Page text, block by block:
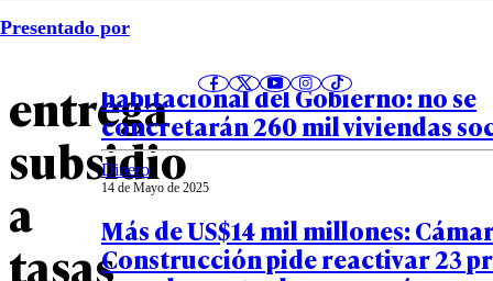
Presentado por
que
entrega
subsidio
a
tasas
14 de Mayo de 2025
Empresarios en picada contra
habitacional del Gobierno: no se
concretarán 260 mil viviendas
Dinero
14 de Mayo de 2025
Más de US$14 mil millones:
Construcción pide reactivar 23